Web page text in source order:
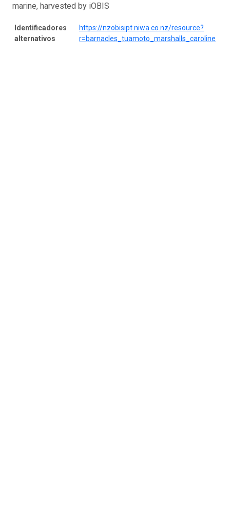
marine, harvested by iOBIS
Identificadores
alternativos
https://nzobisipt.niwa.co.nz/resource?
r=barnacles_tuamoto_marshalls_caroline